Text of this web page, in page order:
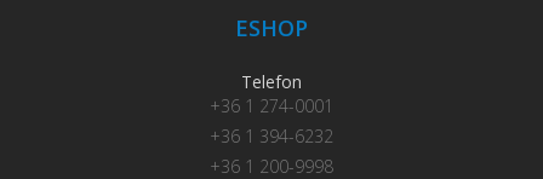
ESHOP
Telefon
+36 1 274-0001
+36 1 394-6232
+36 1 200-9998